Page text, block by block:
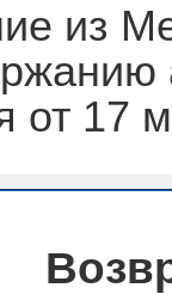
из
от 17